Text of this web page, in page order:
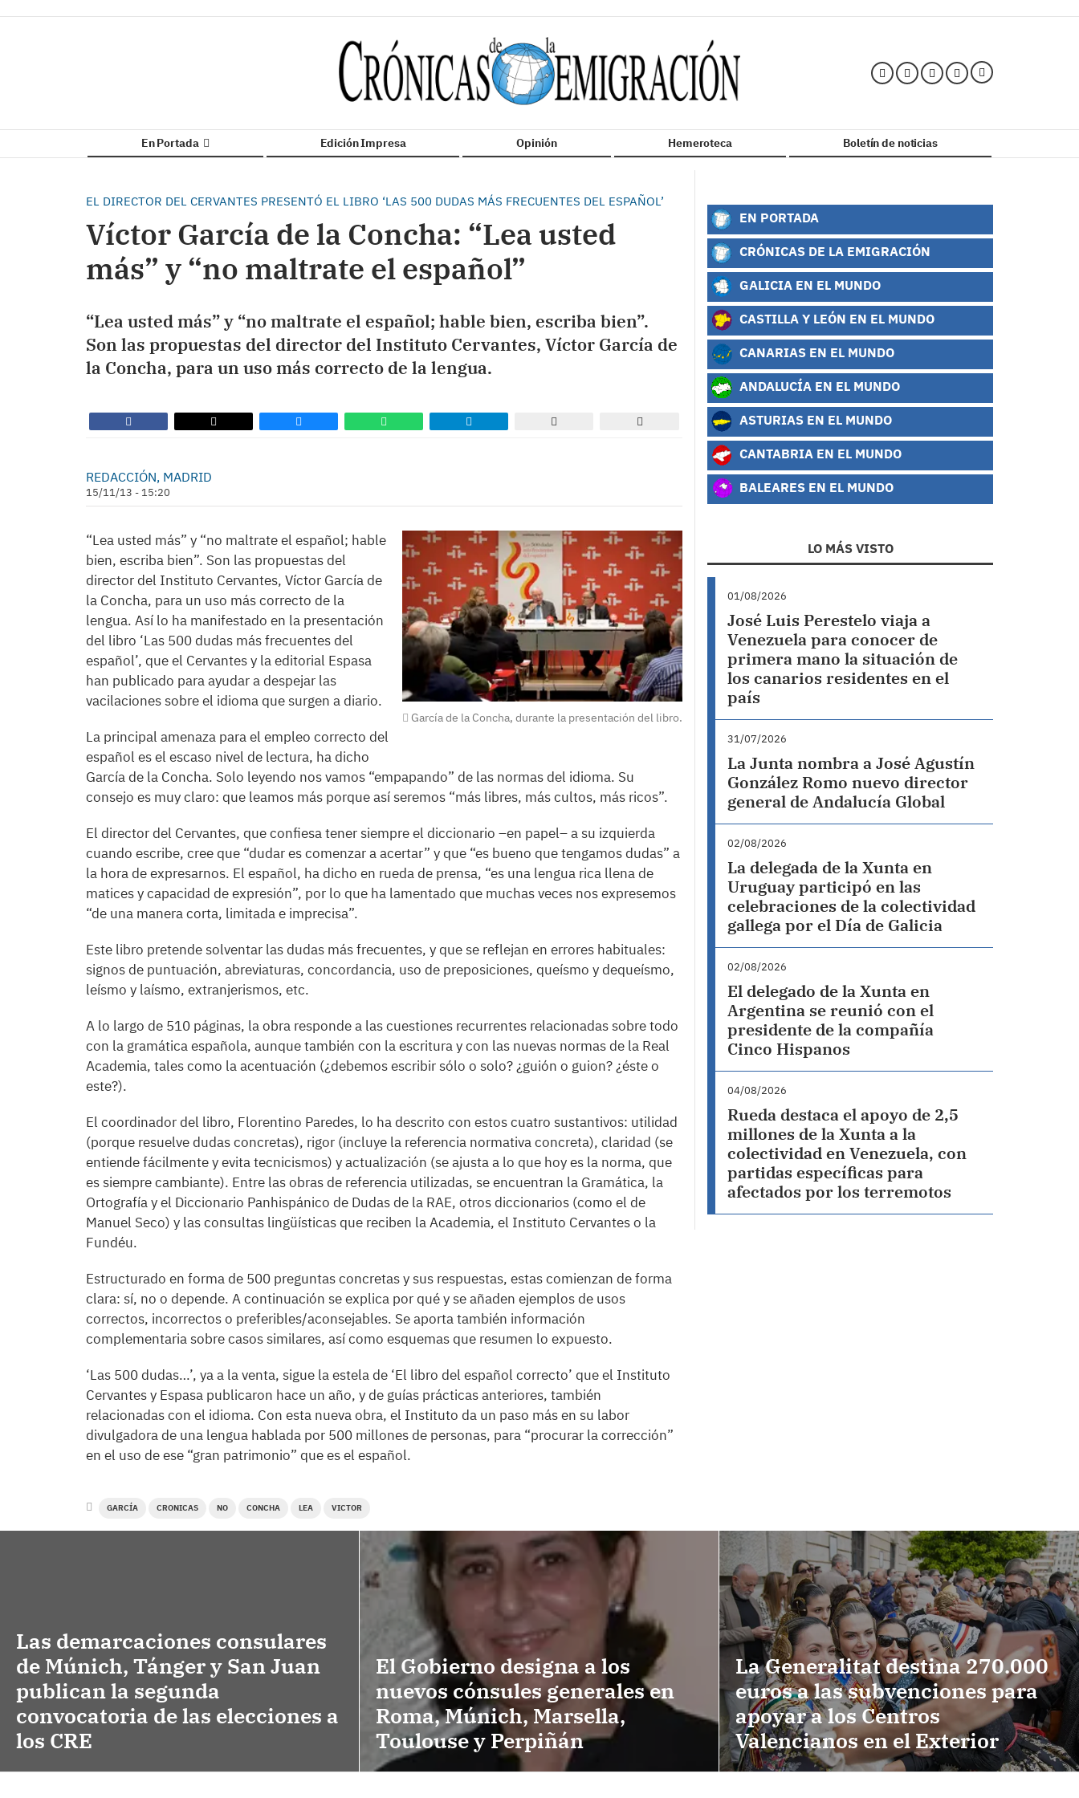
En Portada Edición Impresa Opinión Hemeroteca Boletín de noticias
EL DIRECTOR DEL CERVANTES PRESENTÓ EL LIBRO ‘LAS 500 DUDAS MÁS FRECUENTES DEL ESPAÑOL’
Víctor García de la Concha: “Lea usted
más” y “no maltrate el español”
“Lea usted más” y “no maltrate el español; hable bien, escriba bien”.
Son las propuestas del director del Instituto Cervantes, Víctor García de
la Concha, para un uso más correcto de la lengua.
REDACCIÓN, MADRID
15/11/13 - 15:20
García de la Concha, durante la presentación del libro.
“Lea usted más” y “no maltrate el español; hable
bien, escriba bien”. Son las propuestas del
director del Instituto Cervantes, Víctor García de
la Concha, para un uso más correcto de la
lengua. Así lo ha manifestado en la presentación
del libro ‘Las 500 dudas más frecuentes del
español’, que el Cervantes y la editorial Espasa
han publicado para ayudar a despejar las
vacilaciones sobre el idioma que surgen a diario.
La principal amenaza para el empleo correcto del
español es el escaso nivel de lectura, ha dicho
García de la Concha. Solo leyendo nos vamos “empapando” de las normas del idioma. Su
consejo es muy claro: que leamos más porque así seremos “más libres, más cultos, más ricos”.
El director del Cervantes, que confiesa tener siempre el diccionario –en papel– a su izquierda
cuando escribe, cree que “dudar es comenzar a acertar” y que “es bueno que tengamos dudas” a
la hora de expresarnos. El español, ha dicho en rueda de prensa, “es una lengua rica llena de
matices y capacidad de expresión”, por lo que ha lamentado que muchas veces nos expresemos
“de una manera corta, limitada e imprecisa”.
Este libro pretende solventar las dudas más frecuentes, y que se reflejan en errores habituales:
signos de puntuación, abreviaturas, concordancia, uso de preposiciones, queísmo y dequeísmo,
leísmo y laísmo, extranjerismos, etc.
A lo largo de 510 páginas, la obra responde a las cuestiones recurrentes relacionadas sobre todo
con la gramática española, aunque también con la escritura y con las nuevas normas de la Real
Academia, tales como la acentuación (¿debemos escribir sólo o solo? ¿guión o guion? ¿éste o
este?).
El coordinador del libro, Florentino Paredes, lo ha descrito con estos cuatro sustantivos: utilidad
(porque resuelve dudas concretas), rigor (incluye la referencia normativa concreta), claridad (se
entiende fácilmente y evita tecnicismos) y actualización (se ajusta a lo que hoy es la norma, que
es siempre cambiante). Entre las obras de referencia utilizadas, se encuentran la Gramática, la
Ortografía y el Diccionario Panhispánico de Dudas de la RAE, otros diccionarios (como el de
Manuel Seco) y las consultas lingüísticas que reciben la Academia, el Instituto Cervantes o la
Fundéu.
Estructurado en forma de 500 preguntas concretas y sus respuestas, estas comienzan de forma
clara: sí, no o depende. A continuación se explica por qué y se añaden ejemplos de usos
correctos, incorrectos o preferibles/aconsejables. Se aporta también información
complementaria sobre casos similares, así como esquemas que resumen lo expuesto.
‘Las 500 dudas…’, ya a la venta, sigue la estela de ‘El libro del español correcto’ que el Instituto
Cervantes y Espasa publicaron hace un año, y de guías prácticas anteriores, también
relacionadas con el idioma. Con esta nueva obra, el Instituto da un paso más en su labor
divulgadora de una lengua hablada por 500 millones de personas, para “procurar la corrección”
en el uso de ese “gran patrimonio” que es el español.
GARCÍA CRONICAS NO CONCHA LEA VICTOR
EN PORTADA
CRÓNICAS DE LA EMIGRACIÓN
GALICIA EN EL MUNDO
CASTILLA Y LEÓN EN EL MUNDO
CANARIAS EN EL MUNDO
ANDALUCÍA EN EL MUNDO
ASTURIAS EN EL MUNDO
CANTABRIA EN EL MUNDO
BALEARES EN EL MUNDO
LO MÁS VISTO
01/08/2026
José Luis Perestelo viaja a
Venezuela para conocer de
primera mano la situación de
los canarios residentes en el
país
31/07/2026
La Junta nombra a José Agustín
González Romo nuevo director
general de Andalucía Global
02/08/2026
La delegada de la Xunta en
Uruguay participó en las
celebraciones de la colectividad
gallega por el Día de Galicia
02/08/2026
El delegado de la Xunta en
Argentina se reunió con el
presidente de la compañía
Cinco Hispanos
04/08/2026
Rueda destaca el apoyo de 2,5
millones de la Xunta a la
colectividad en Venezuela, con
partidas específicas para
afectados por los terremotos
Las demarcaciones consulares
de Múnich, Tánger y San Juan
publican la segunda
convocatoria de las elecciones a
los CRE
El Gobierno designa a los
nuevos cónsules generales en
Roma, Múnich, Marsella,
Toulouse y Perpiñán
La Generalitat destina 270.000
euros a las subvenciones para
apoyar a los Centros
Valencianos en el Exterior